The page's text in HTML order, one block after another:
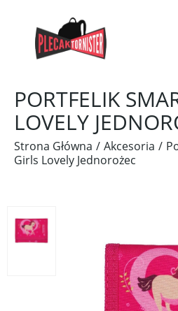
PORTFELIK
LOVELY
Strona Główna Akcesoria
Girls Lovely Jednorożec